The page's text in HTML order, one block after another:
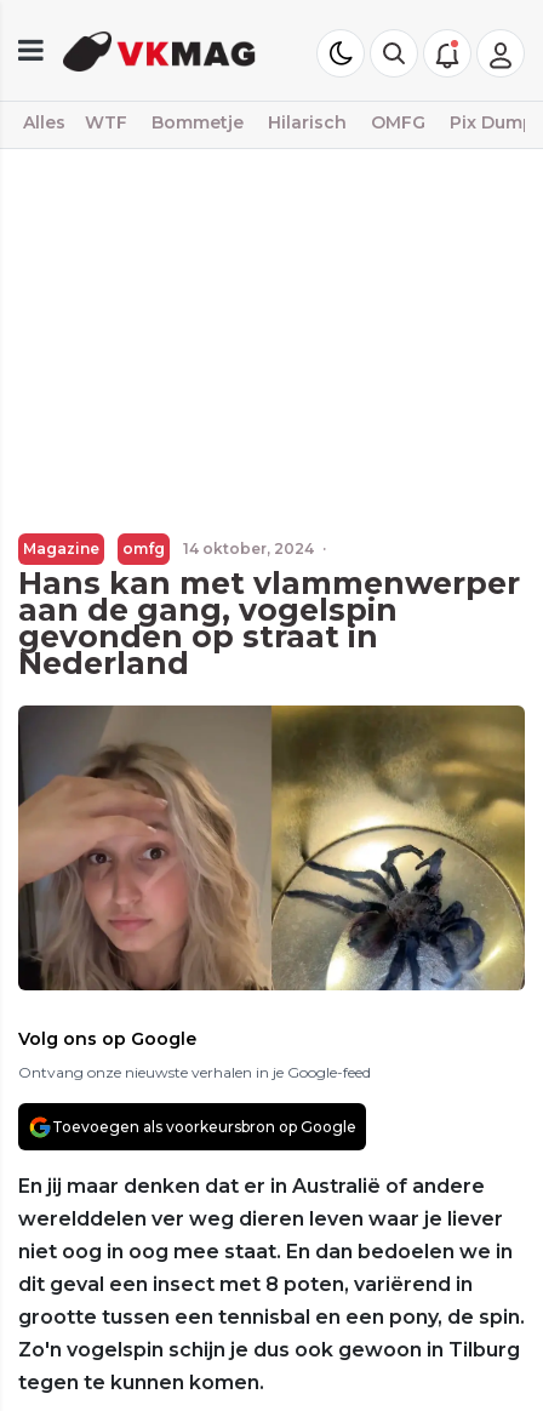
Alles WTF Bommetje Hilarisch OMFG Pix Dump
Magazine omfg 14 oktober, 2024 ·
Hans kan met vlammenwerper
aan de gang, vogelspin
gevonden op straat in
Nederland
Volg ons op Google
Ontvang onze nieuwste verhalen in je Google-feed
Toevoegen als voorkeursbron op Google
En jij maar denken dat er in Australië of andere
werelddelen ver weg dieren leven waar je liever
niet oog in oog mee staat. En dan bedoelen we in
dit geval een insect met 8 poten, variërend in
grootte tussen een tennisbal en een pony, de spin.
Zo'n vogelspin schijn je dus ook gewoon in Tilburg
tegen te kunnen komen.